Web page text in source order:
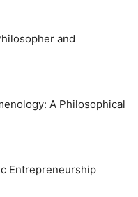
and
A Philosophical
Entrepreneurship